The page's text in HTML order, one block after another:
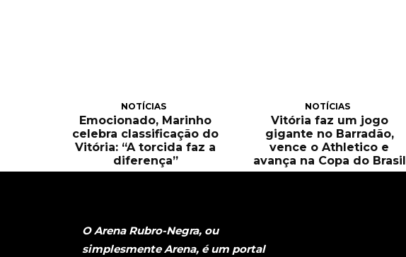
NOTÍCIAS
Emocionado, Marinho
celebra classificação do
Vitória: “A torcida faz a
diferença”
NOTÍCIAS
Vitória faz um jogo
gigante no Barradão,
vence o Athletico e
avança na Copa do Brasil
O Arena Rubro-Negra, ou
simplesmente Arena, é um portal